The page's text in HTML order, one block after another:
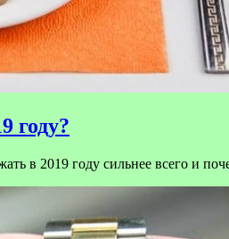
году?
в 2019 году сильнее всего и